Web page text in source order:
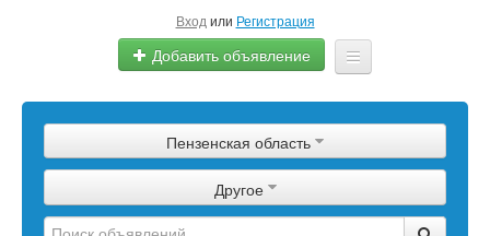
Вход или Регистрация
Добавить объявление
Сырье
Изделия
Пензенская область
Другое